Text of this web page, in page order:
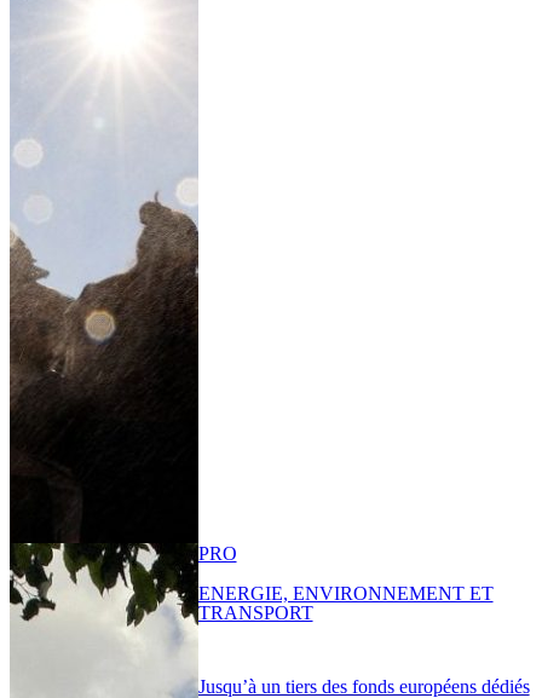
Jusqu’à un tiers des fonds européens dédiés
PRO
ENERGIE, ENVIRONNEMENT ET
TRANSPORT